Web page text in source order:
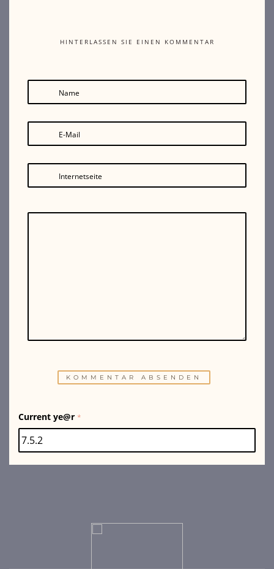
HINTERLASSEN SIE EINEN KOMMENTAR
Name
E-Mail
Internetseite
Current ye@r *